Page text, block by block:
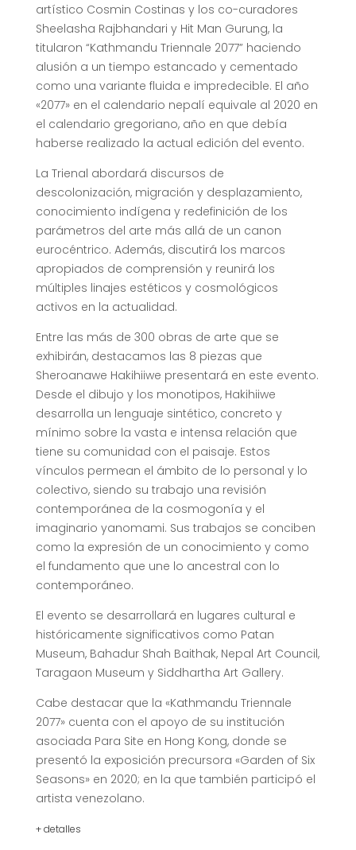
artístico Cosmin Costinas y los co-curadores
Sheelasha Rajbhandari y Hit Man Gurung, la
titularon “Kathmandu Triennale 2077” haciendo
alusión a un tiempo estancado y cementado
como una variante fluida e impredecible. El año
«2077» en el calendario nepalí equivale al 2020 en
el calendario gregoriano, año en que debía
haberse realizado la actual edición del evento.
La Trienal abordará discursos de
descolonización, migración y desplazamiento,
conocimiento indígena y redefinición de los
parámetros del arte más allá de un canon
eurocéntrico. Además, discutirá los marcos
apropiados de comprensión y reunirá los
múltiples linajes estéticos y cosmológicos
activos en la actualidad.
Entre las más de 300 obras de arte que se
exhibirán, destacamos las 8 piezas que
Sheroanawe Hakihiiwe presentará en este evento.
Desde el dibujo y los monotipos, Hakihiiwe
desarrolla un lenguaje sintético, concreto y
mínimo sobre la vasta e intensa relación que
tiene su comunidad con el paisaje. Estos
vínculos permean el ámbito de lo personal y lo
colectivo, siendo su trabajo una revisión
contemporánea de la cosmogonía y el
imaginario yanomami. Sus trabajos se conciben
como la expresión de un conocimiento y como
el fundamento que une lo ancestral con lo
contemporáneo.
El evento se desarrollará en lugares cultural e
históricamente significativos como Patan
Museum, Bahadur Shah Baithak, Nepal Art Council,
Taragaon Museum y Siddhartha Art Gallery.
Cabe destacar que la «Kathmandu Triennale
2077» cuenta con el apoyo de su institución
asociada Para Site en Hong Kong, donde se
presentó la exposición precursora «Garden of Six
Seasons» en 2020; en la que también participó el
artista venezolano.
+ detalles